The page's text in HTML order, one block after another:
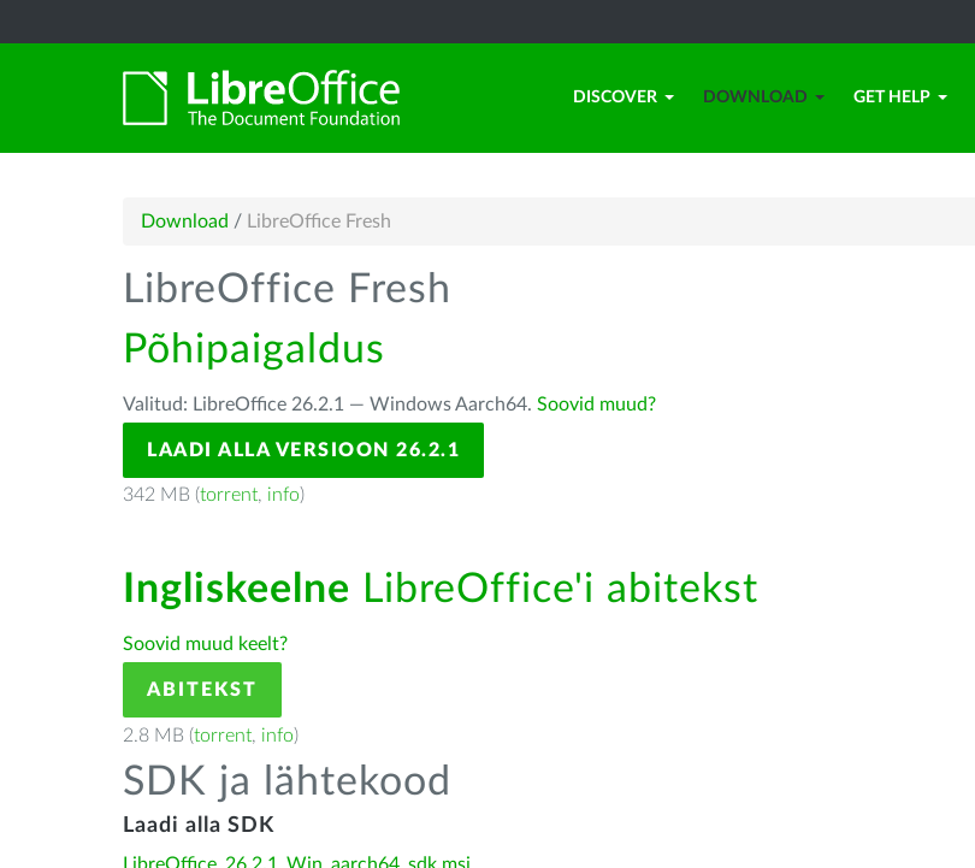
DISCOVER DOWNLOAD GET HELP
Download / LibreOffice Fresh
LibreOffice Fresh
Põhipaigaldus
Valitud: LibreOffice 26.2.1 — Windows Aarch64. Soovid muud?
LAADI ALLA VERSIOON 26.2.1
342 MB (torrent, info)
Ingliskeelne LibreOffice'i abitekst
Soovid muud keelt?
ABITEKST
2.8 MB (torrent, info)
SDK ja lähtekood
Laadi alla SDK